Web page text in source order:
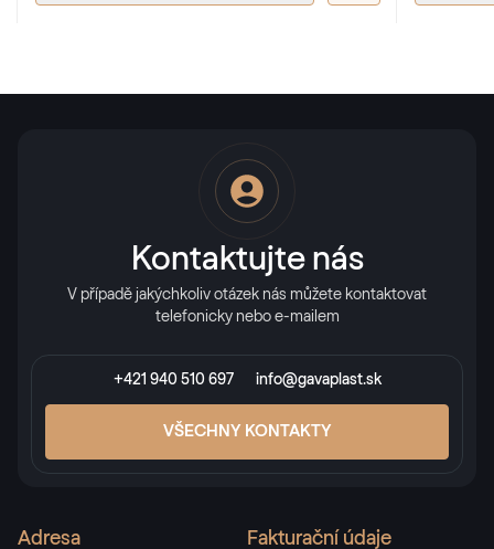
Kontaktujte nás
V případě jakýchkoliv otázek nás můžete kontaktovat
telefonicky nebo e-mailem
+421 940 510 697 info@gavaplast.sk
VŠECHNY KONTAKTY
Adresa Fakturační údaje